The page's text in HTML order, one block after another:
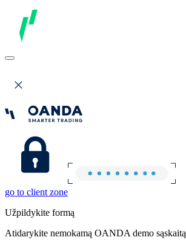
go to client zone
Užpildykite formą
Atidarykite nemokamą OANDA demo sąskaitą